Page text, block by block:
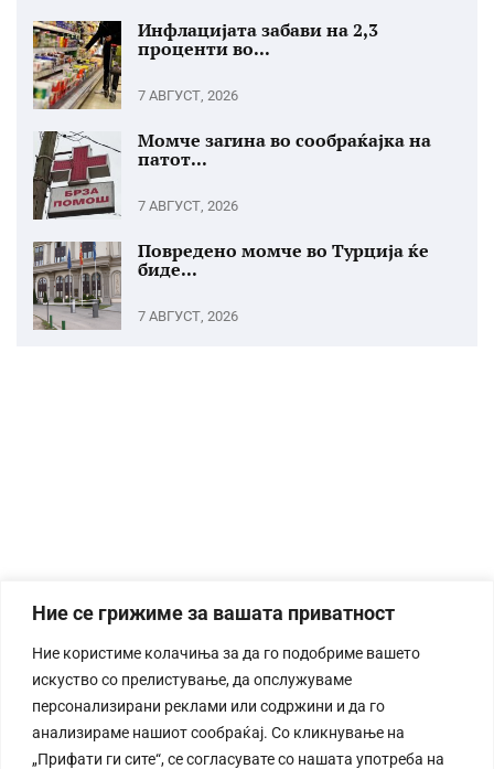
Ние се грижиме за вашата приватност
Ние користиме колачиња за да го подобриме вашето
искуство со прелистување, да опслужуваме
персонализирани реклами или содржини и да го
анализираме нашиот сообраќај. Со кликнување на
„Прифати ги сите“, се согласувате со нашата употреба на
Инфлацијата забави на 2,3
проценти во...
7 АВГУСТ, 2026
Момче загина во сообраќајка на
патот...
7 АВГУСТ, 2026
Повредено момче во Турција ќе
биде...
7 АВГУСТ, 2026